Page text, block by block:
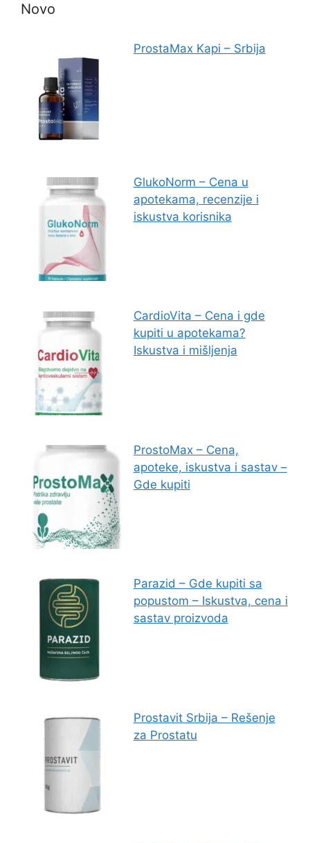
Novo
ProstaMax Kapi – Srbija
GlukoNorm – Cena u
apotekama, recenzije i
iskustva korisnika
CardioVita – Cena i gde
kupiti u apotekama?
Iskustva i mišljenja
ProstoMax – Cena,
apoteke, iskustva i sastav –
Gde kupiti
Parazid – Gde kupiti sa
popustom – Iskustva, cena i
sastav proizvoda
Prostavit Srbija – Rešenje
za Prostatu